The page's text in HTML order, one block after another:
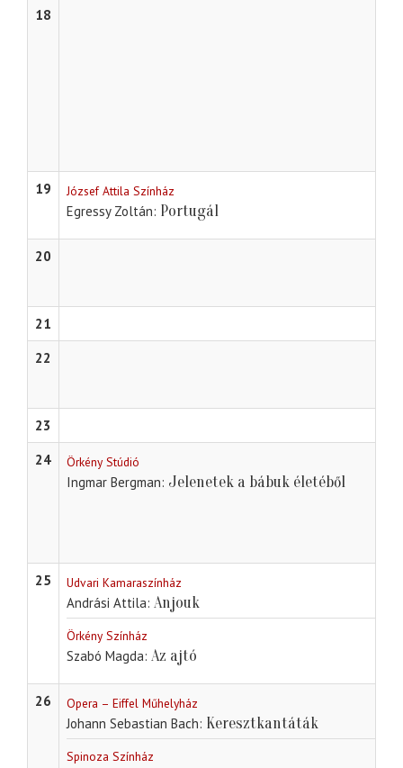
18
19 József Attila Színház
Egressy Zoltán Portugál
20
21
22
23
24
Örkény Stúdió
Ingmar Bergman Jelenetek a bábuk életéből
25 Udvari Kamaraszínház
Andrási Attila Anjouk
Örkény Színház
Szabó Magda Az ajtó
26 Opera – Eiffel Műhelyház
Johann Sebastian Bach Keresztkantáták
Spinoza Színház